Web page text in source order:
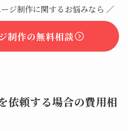
ジ制作に関するお悩みなら ／
制作の無料相談
依頼する場合の費用相